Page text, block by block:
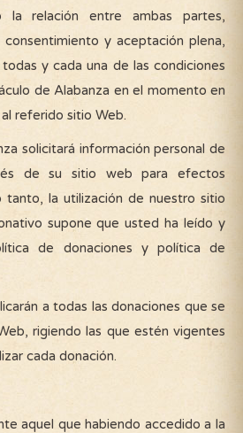
relación entre ambas partes,
y aceptación plena,
y cada una de las condiciones
de Alabanza en el momento en
referido sitio Web.
solicitará información personal de
de su sitio web para efectos
tanto, la utilización de nuestro sitio
supone que usted ha leído y
de donaciones y política de
a todas las donaciones que se
rigiendo las que estén vigentes
cada donación.
aquel que habiendo accedido a la